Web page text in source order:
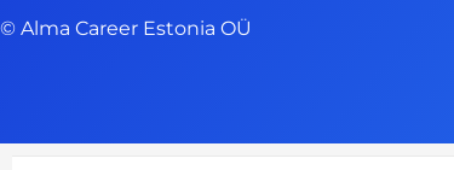
c
o
s
g
n
d
u
b
© Alma Career Estonia OÜ